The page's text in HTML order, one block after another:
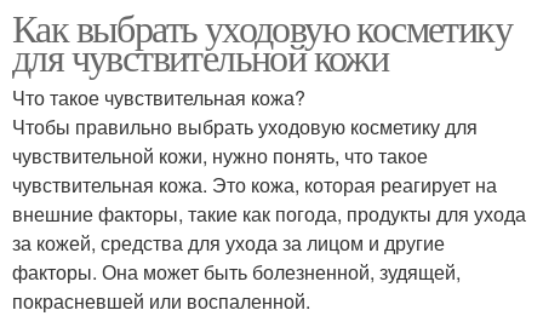
Как выбрать уходовую косметику
для чувствительной кожи
Что такое чувствительная кожа?
Чтобы правильно выбрать уходовую косметику для
чувствительной кожи, нужно понять, что такое
чувствительная кожа. Это кожа, которая реагирует на
внешние факторы, такие как погода, продукты для ухода
за кожей, средства для ухода за лицом и другие
факторы. Она может быть болезненной, зудящей,
покрасневшей или воспаленной.